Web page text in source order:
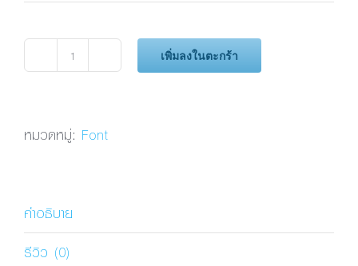
จำนวน
Pro
เพิ่มลงในตะกร้า
หมวดหมู่: Font
คำอธิบาย
รีวิว (0)